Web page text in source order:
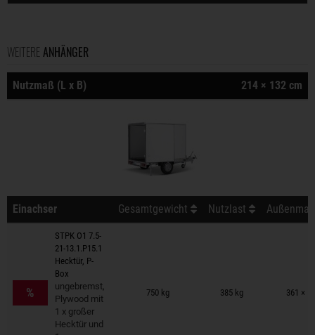
WEITERE ANHÄNGER
Nutzmaß (L x B) 214 × 132 cm
Einachser Gesamtgewicht Nutzlast
%
STPK O1 7.5-
21-13.1.P15.1
Hecktür, P-
Box
ungebremst,
Plywood mit
1 x großer
Hecktür und
750 kg 385 kg 361 ×
Anhänger auf Merkzettel